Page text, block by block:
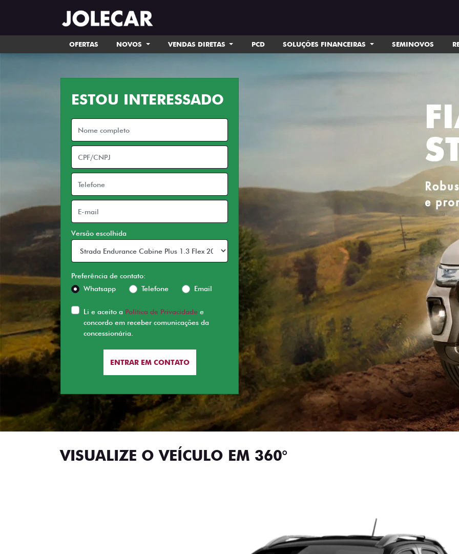
OFERTAS NOVOS VENDAS DIRETAS PCD SOLUÇÕES FINANCEIRAS SEMINOVOS
ESTOU INTERESSADO
Versão escolhida
Preferência de contato:
Whatsapp
Telefone Email
Li e aceito a Política de Privacidade e
concordo em receber comunicações da
concessionária.
ENTRAR EM CONTATO
VISUALIZE O VEÍCULO EM 360°